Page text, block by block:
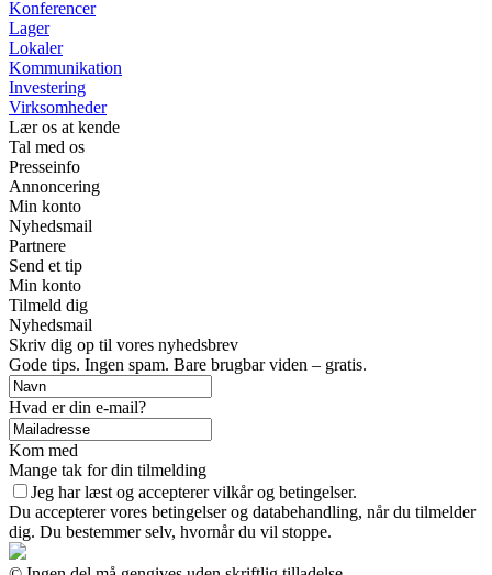
Konferencer
Lager
Lokaler
Kommunikation
Investering
Virksomheder
Lær os at kende
Tal med os
Presseinfo
Annoncering
Min konto
Nyhedsmail
Partnere
Send et tip
Min konto
Tilmeld dig
Nyhedsmail
Skriv dig op til vores nyhedsbrev
Gode tips. Ingen spam. Bare brugbar viden – gratis.
Hvad er din e-mail?
Kom med
Mange tak for din tilmelding
Jeg har læst og accepterer vilkår og betingelser.
Du accepterer vores betingelser og databehandling, når du tilmelder
dig. Du bestemmer selv, hvornår du vil stoppe.